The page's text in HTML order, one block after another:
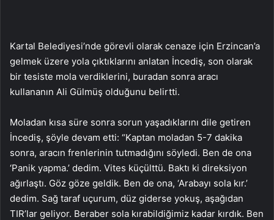
Kartal Belediyesi’nde görevli olarak cenaze için Erzincan’a
gelmek üzere yola çıktıklarını anlatan İncediş, son olarak
bir tesiste mola verdiklerini, buradan sonra aracı
kullananın Ali Gülmüş olduğunu belirtti.
Moladan kısa süre sonra sorun yaşadıklarını dile getiren
İncediş, şöyle devam etti: “Kaptan moladan 5-7 dakika
sonra, aracın frenlerinin tutmadığını söyledi. Ben de ona
‘Panik yapma.’ dedim. Vites küçülttü. Baktı ki direksiyon
ağırlaştı. Göz göze geldik. Ben de ona, ‘Arabayı sola kır.’
dedim. Sağ taraf uçurum, düz giderse yokuş, aşağıdan
TIR’lar geliyor. Beraber sola kırabildiğimiz kadar kırdık. Ben